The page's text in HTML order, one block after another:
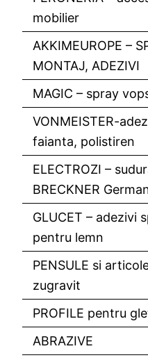
mobilier
AKKIMEUROPE –
MONTAJ, ADEZIVI
MAGIC – spray
VONMEISTER-
faianta, polistiren
ELECTROZI –
BRECKNER
GLUCET – adezivi
pentru lemn
PENSULE si
zugravit
PROFILE pentru
ABRAZIVE